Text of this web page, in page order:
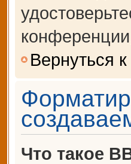
Вернуться
Что такое